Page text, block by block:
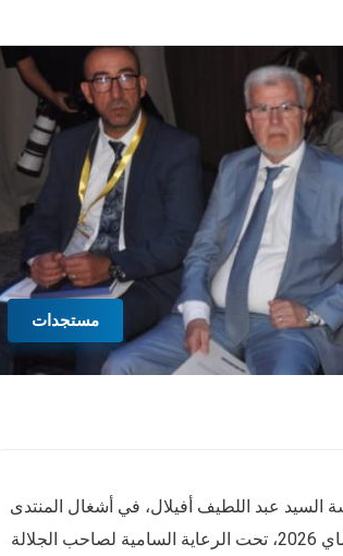
مستجدات
عبد اللطيف أفيلال، في أشغال المنتدى
الوطني حول الاستثمار ومغاربة العالم، المنظم بمدينة طنجة يوم الجمعة 22 ماي 2026، تحت الرعاية السامية لصاحب الجلالة